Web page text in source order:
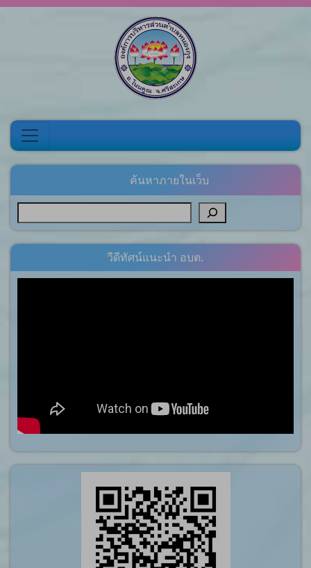
ค้นหาภายในเว็บ
วีดีทัศน์แนะนำ อบต.